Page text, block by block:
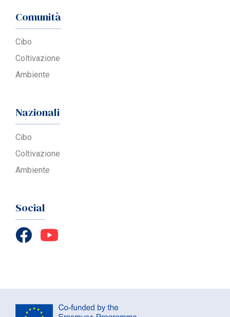
Comunità
Cibo
Coltivazione
Ambiente
Nazionali
Cibo
Coltivazione
Ambiente
Social